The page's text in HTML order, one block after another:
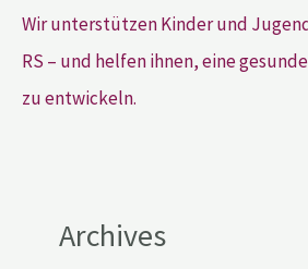
Wir unterstützen Kinder und
RS – und helfen ihnen, eine
zu entwickeln.
Archives